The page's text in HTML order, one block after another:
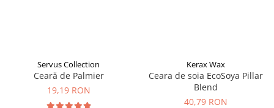
Servus Collection
Ceară de Palmier
19,19 RON
Kerax Wax
Ceara de soia EcoSoya Pillar
Blend
40,79 RON